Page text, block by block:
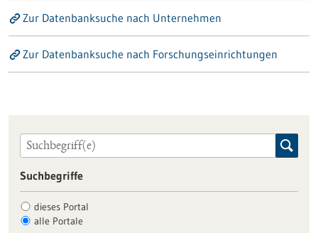
Zur Datenbanksuche nach Unternehmen
Zur Datenbanksuche nach Forschungseinrichtungen
Suchbegriffe
dieses Portal
alle Portale